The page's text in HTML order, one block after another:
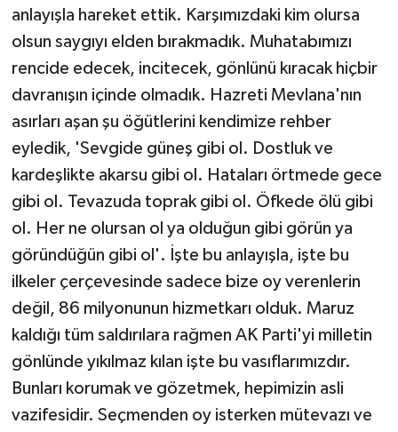
anlayışla hareket ettik. Karşımızdaki kim olursa
olsun saygıyı elden bırakmadık. Muhatabımızı
rencide edecek, incitecek, gönlünü kıracak hiçbir
davranışın içinde olmadık. Hazreti Mevlana'nın
asırları aşan şu öğütlerini kendimize rehber
eyledik, 'Sevgide güneş gibi ol. Dostluk ve
kardeşlikte akarsu gibi ol. Hataları örtmede gece
gibi ol. Tevazuda toprak gibi ol. Öfkede ölü gibi
ol. Her ne olursan ol ya olduğun gibi görün ya
göründüğün gibi ol'. İşte bu anlayışla, işte bu
ilkeler çerçevesinde sadece bize oy verenlerin
değil, 86 milyonunun hizmetkarı olduk. Maruz
kaldığı tüm saldırılara rağmen AK Parti'yi milletin
gönlünde yıkılmaz kılan işte bu vasıflarımızdır.
Bunları korumak ve gözetmek, hepimizin asli
vazifesidir. Seçmenden oy isterken mütevazı ve